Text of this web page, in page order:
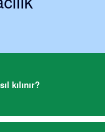
kılınır?